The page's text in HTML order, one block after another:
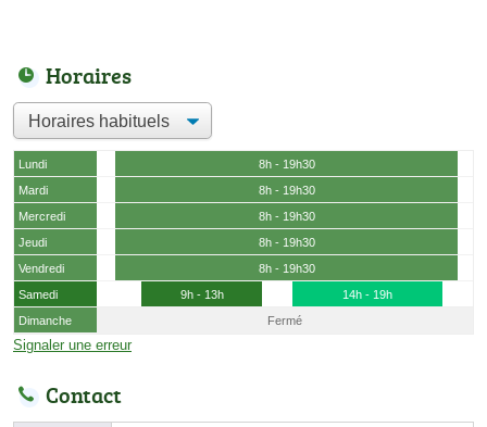
Horaires
Lundi
8h - 19h30
Mardi
8h - 19h30
Mercredi
8h - 19h30
Jeudi
8h - 19h30
Vendredi
8h - 19h30
Samedi
9h - 13h
14h - 19h
Dimanche
Fermé
Signaler une erreur
Contact